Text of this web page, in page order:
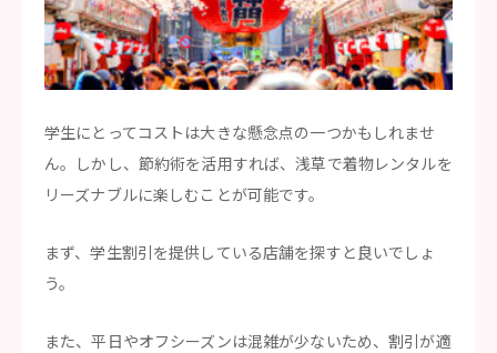
学生にとってコストは大きな懸念点の一つかもしれませ
ん。しかし、節約術を活用すれば、浅草で着物レンタルを
リーズナブルに楽しむことが可能です。
まず、学生割引を提供している店舗を探すと良いでしょ
う。
また、平日やオフシーズンは混雑が少ないため、割引が適